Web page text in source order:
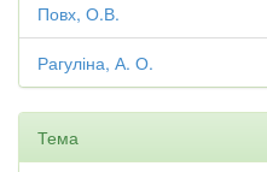
Повх, О.В.
Рагуліна, А. О.
Тема